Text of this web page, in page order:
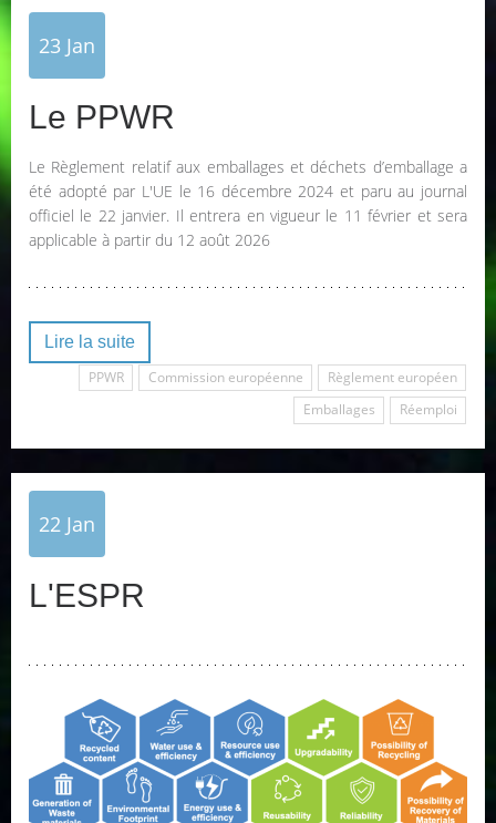
23 Jan
Le PPWR
Le Règlement relatif aux emballages et déchets d’emballage a
été adopté par L'UE le 16 décembre 2024 et paru au journal
officiel le 22 janvier. Il entrera en vigueur le 11 février et sera
applicable à partir du 12 août 2026
Lire la suite
PPWR
Commission européenne
Règlement européen
Emballages
Réemploi
22 Jan
L'ESPR